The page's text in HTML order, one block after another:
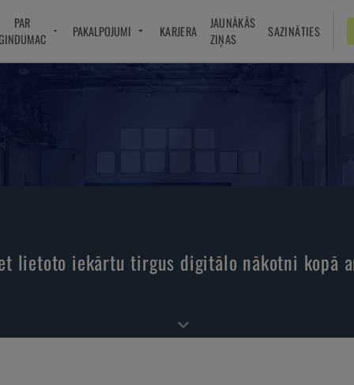
PAR
PAKALPOJUMI KARJERA
JAUNĀKĀS
ZIŅAS
SAZINĀTIES
lietoto iekārtu tirgus digitālo nākotni kopā